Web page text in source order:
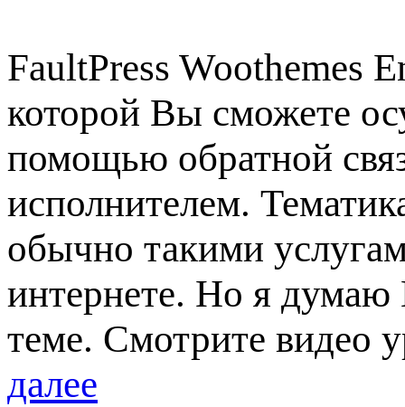
FaultPress Woothemes
которой Вы сможете
помощью обратной
исполнителем.
обычно такими
интернете. Но я
теме. Смотрите видео
далее